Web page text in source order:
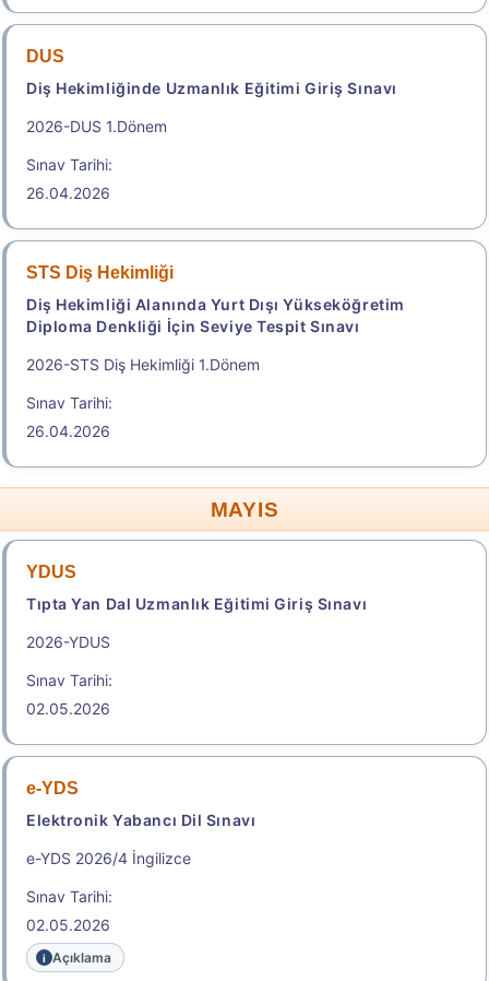
2026-Elektronik Yabancı Dil Sınavı (2026 e-YDS)
Kılavuzu
.2026-TUS 2. Dönem
Sınav Tarihi: 23.08.2026
Başvuru Kılavuzu Aday Başvuru Formu
Aday İşlemleri Sistemi (AİS) Engelli Başvuru Kullanıcı
.2026-STS Tıp Doktorluğu 2.
Dönem
Tıp Doktorluğu Alanında Yurt Dışı Yükseköğretim
Sınav Tarihi: 23.08.2026
DUS
Diş Hekimliğinde Uzmanlık Eğitimi Giriş Sınavı
2026-DUS 1.Dönem
Sınav Tarihi:
26.04.2026
STS Diş Hekimliği
Diş Hekimliği Alanında Yurt Dışı Yükseköğretim
Diploma Denkliği İçin Seviye Tespit Sınavı
2026-STS Diş Hekimliği 1.Dönem
Sınav Tarihi:
26.04.2026
MAYIS
YDUS
Tıpta Yan Dal Uzmanlık Eğitimi Giriş Sınavı
2026-YDUS
Sınav Tarihi:
02.05.2026
e-YDS
Elektronik Yabancı Dil Sınavı
e-YDS 2026/4 İngilizce
Sınav Tarihi:
02.05.2026
Açıklama